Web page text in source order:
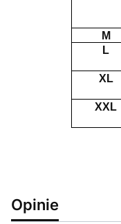
M
L
XL
XXL
Opinie